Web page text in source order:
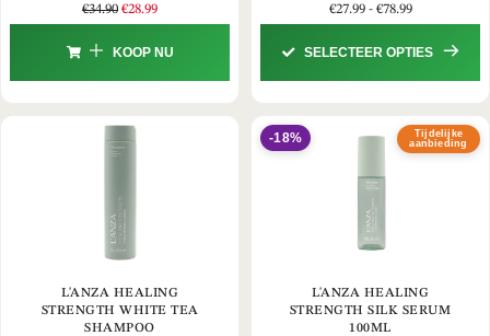
€34.90 €28.99
KOOP NU
€27.99 - €78.99
SELECTEER OPTIES
L'ANZA HEALING
STRENGTH WHITE TEA
SHAMPOO
Tijdelijke
aanbieding
-18%
L'ANZA HEALING
STRENGTH SILK SERUM
100ML